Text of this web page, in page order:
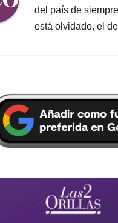
del país de
está olvidado, el